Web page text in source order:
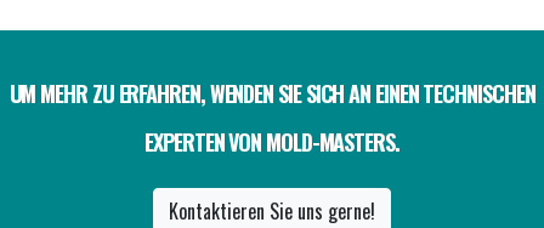
UM MEHR ZU ERFAHREN, WENDEN SIE SICH AN EINEN TECHNISCHEN
EXPERTEN VON MOLD-MASTERS.
Kontaktieren Sie uns gerne!